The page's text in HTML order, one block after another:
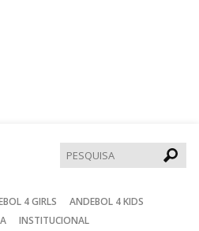
4 GIRLS
ANDEBOL 4 KIDS
INSTITUCIONAL